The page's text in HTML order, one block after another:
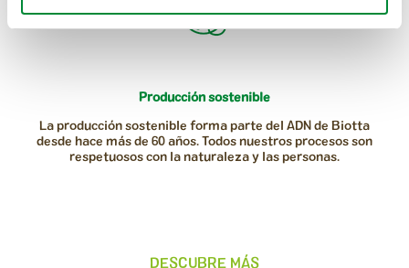
Producción sostenible
La producción sostenible forma parte del ADN de Biotta
desde hace más de 60 años. Todos nuestros procesos son
respetuosos con la naturaleza y las personas.
DESCUBRE MÁS